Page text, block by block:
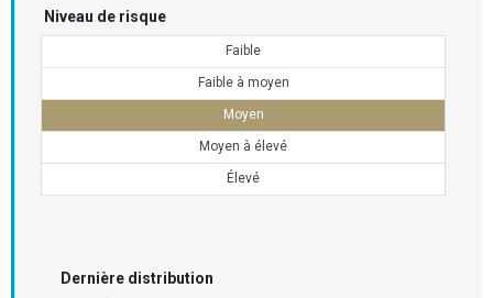
Niveau de risque
Faible
Faible à moyen
Moyen
Moyen à élevé
Élevé
Dernière distribution